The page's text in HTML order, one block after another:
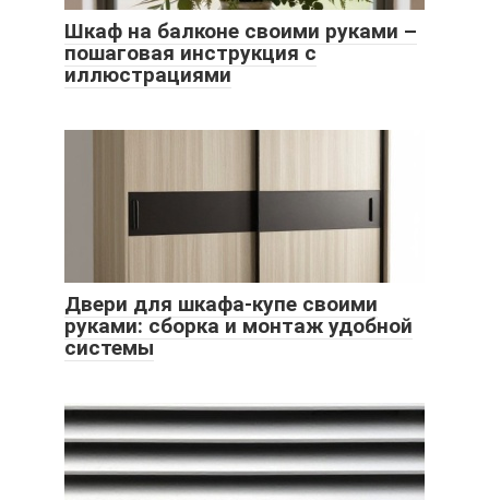
Шкаф на балконе своими руками –
пошаговая инструкция с
иллюстрациями
Двери для шкафа-купе своими
руками: сборка и монтаж удобной
системы